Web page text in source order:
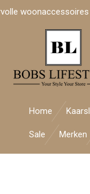
woonaccessoires
Home
Sale Merken